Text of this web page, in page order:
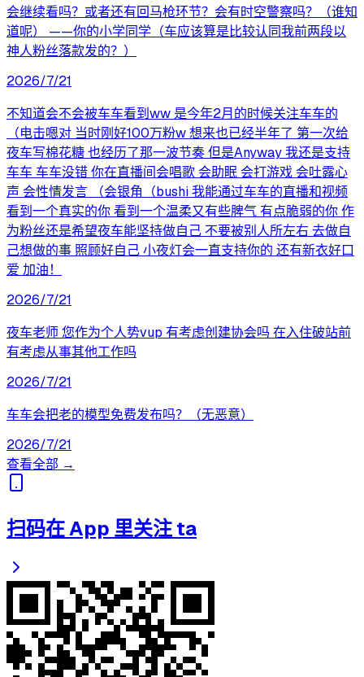
会继续看吗？或者还有回马枪环节？会有时空警察吗？（谁知
道呢） ——你的小学同学（车应该算是比较认同我前两段以
神人粉丝落款发的？）
2026/7/21
不知道会不会被车车看到ww 是今年2月的时候关注车车的
（电击嗯对 当时刚好100万粉w 想来也已经半年了 第一次给
夜车写棉花糖 也经历了那一波节奏 但是Anyway 我还是支持
车车 车车没错 你在直播间会唱歌 会助眠 会打游戏 会吐露心
声 会性情发言 （会银角（bushi 我能通过车车的直播和视频
看到一个真实的你 看到一个温柔又有些脾气 有点脆弱的你 作
为粉丝还是希望夜车能坚持做自己 不要被别人所左右 去做自
己想做的事 照顾好自己 小夜灯会一直支持你的 还有新衣好口
爱 加油！
2026/7/21
夜车老师 您作为个人势vup 有考虑创建协会吗 在入住破站前
有考虑从事其他工作吗
2026/7/21
车车会把老的模型免费发布吗？（无恶意）
2026/7/21
查看全部 →
扫码在 App 里关注 ta